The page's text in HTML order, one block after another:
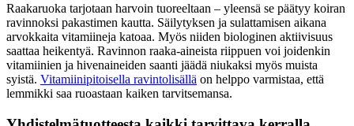
Raakaruoka tarjotaan harvoin tuoreeltaan – yleensä se päätyy koiran
ravinnoksi pakastimen kautta. Säilytyksen ja sulattamisen aikana
arvokkaita vitamiineja katoaa. Myös niiden biologinen aktiivisuus
saattaa heikentyä. Ravinnon raaka-aineista riippuen voi joidenkin
vitamiinien ja hivenaineiden saanti jäädä niukaksi myös muista
syistä. Vitamiinipitoisella ravintolisällä on helppo varmistaa, että
lemmikki saa ruoastaan kaiken tarvitsemansa.